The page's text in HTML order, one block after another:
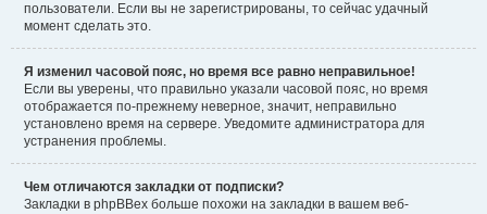
пользователи. Если вы не зарегистрированы, то сейчас удачный
момент сделать это.
Я изменил часовой пояс, но время все равно неправильное!
Если вы уверены, что правильно указали часовой пояс, но время
отображается по-прежнему неверное, значит, неправильно
установлено время на сервере. Уведомите администратора для
устранения проблемы.
Чем отличаются закладки от подписки?
Закладки в phpBBex больше похожи на закладки в вашем веб-